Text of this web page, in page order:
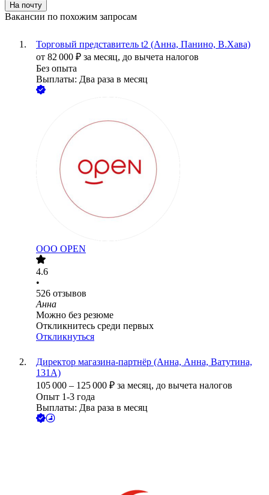
На почту
Вакансии по похожим запросам
Торговый представитель t2 (Анна, Панино, В.Хава)
от 82 000 ₽ за месяц, до вычета налогов
Без опыта
Выплаты: Два раза в месяц
ООО OPEN
4.6
•
526 отзывов
Анна
Можно без резюме
Откликнитесь среди первых
Откликнуться
Директор магазина-партнёр (Анна, Анна, Ватутина,
131А)
105 000 – 125 000 ₽ за месяц, до вычета налогов
Опыт 1-3 года
Выплаты: Два раза в месяц